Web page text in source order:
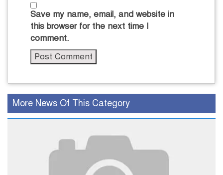
Save my name, email, and website in
this browser for the next time I
comment.
More News Of This Category